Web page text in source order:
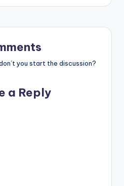
you start the discussion?
a Reply